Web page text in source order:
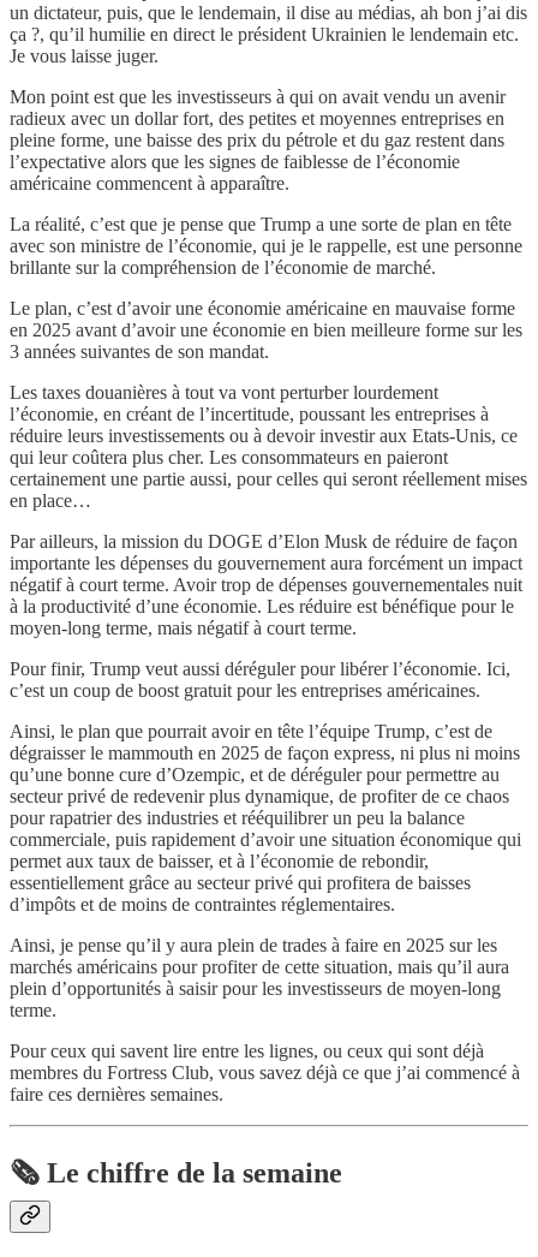
un dictateur, puis, que le lendemain, il dise au médias, ah bon j’ai dis
ça ?, qu’il humilie en direct le président Ukrainien le lendemain etc.
Je vous laisse juger.
Mon point est que les investisseurs à qui on avait vendu un avenir
radieux avec un dollar fort, des petites et moyennes entreprises en
pleine forme, une baisse des prix du pétrole et du gaz restent dans
l’expectative alors que les signes de faiblesse de l’économie
américaine commencent à apparaître.
La réalité, c’est que je pense que Trump a une sorte de plan en tête
avec son ministre de l’économie, qui je le rappelle, est une personne
brillante sur la compréhension de l’économie de marché.
Le plan, c’est d’avoir une économie américaine en mauvaise forme
en 2025 avant d’avoir une économie en bien meilleure forme sur les
3 années suivantes de son mandat.
Les taxes douanières à tout va vont perturber lourdement
l’économie, en créant de l’incertitude, poussant les entreprises à
réduire leurs investissements ou à devoir investir aux Etats-Unis, ce
qui leur coûtera plus cher. Les consommateurs en paieront
certainement une partie aussi, pour celles qui seront réellement mises
en place…
Par ailleurs, la mission du DOGE d’Elon Musk de réduire de façon
importante les dépenses du gouvernement aura forcément un impact
négatif à court terme. Avoir trop de dépenses gouvernementales nuit
à la productivité d’une économie. Les réduire est bénéfique pour le
moyen-long terme, mais négatif à court terme.
Pour finir, Trump veut aussi déréguler pour libérer l’économie. Ici,
c’est un coup de boost gratuit pour les entreprises américaines.
Ainsi, le plan que pourrait avoir en tête l’équipe Trump, c’est de
dégraisser le mammouth en 2025 de façon express, ni plus ni moins
qu’une bonne cure d’Ozempic, et de déréguler pour permettre au
secteur privé de redevenir plus dynamique, de profiter de ce chaos
pour rapatrier des industries et rééquilibrer un peu la balance
commerciale, puis rapidement d’avoir une situation économique qui
permet aux taux de baisser, et à l’économie de rebondir,
essentiellement grâce au secteur privé qui profitera de baisses
d’impôts et de moins de contraintes réglementaires.
Ainsi, je pense qu’il y aura plein de trades à faire en 2025 sur les
marchés américains pour profiter de cette situation, mais qu’il aura
plein d’opportunités à saisir pour les investisseurs de moyen-long
terme.
Pour ceux qui savent lire entre les lignes, ou ceux qui sont déjà
membres du Fortress Club, vous savez déjà ce que j’ai commencé à
faire ces dernières semaines.
🗞️ Le chiffre de la semaine